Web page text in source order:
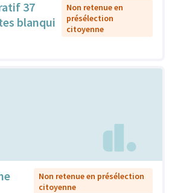
37
blanqui
Non retenue en
présélection
citoyenne
Non retenue en présélection
citoyenne